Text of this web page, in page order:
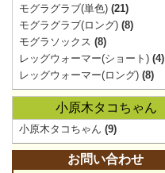
モグラグラブ(単色) (21)
モグラグラブ(ロング) (8)
モグラソックス (8)
レッグウォーマー(ショート) (4)
レッグウォーマー(ロング) (8)
小原木タコちゃん
小原木タコちゃん (9)
お問い合わせ